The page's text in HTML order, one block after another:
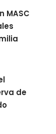
MASC
de